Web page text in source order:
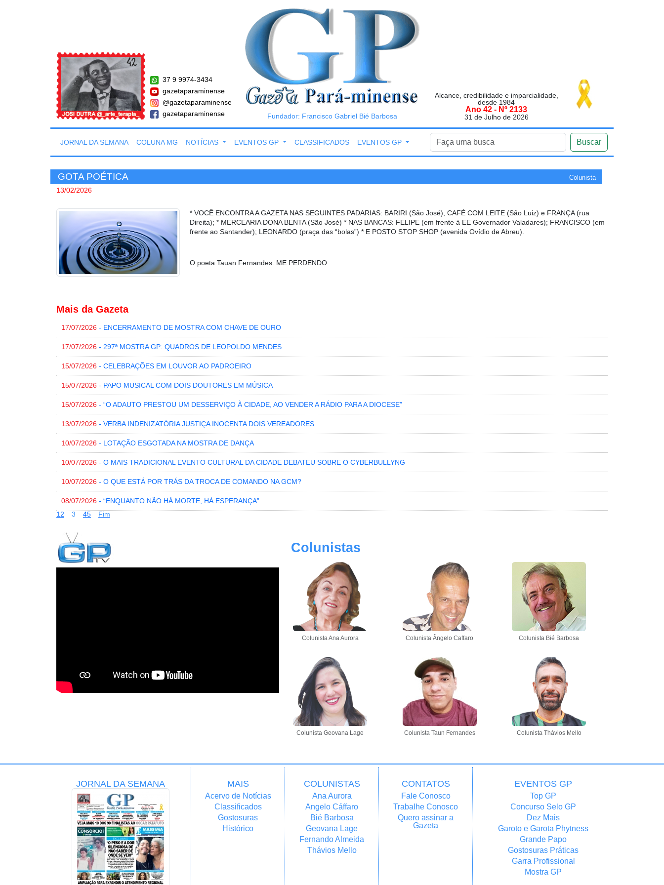
37 9 9974-3434
gazetaparaminense
@gazetaparaminense
gazetaparaminense
Fundador: Francisco Gabriel Bié Barbosa
Alcance, credibilidade e imparcialidade,
desde 1984
Ano 42 - Nº 2133
31 de Julho de 2026
JORNAL DA SEMANA COLUNA MG NOTÍCIAS EVENTOS GP CLASSIFICADOS EVENTOS GP Buscar
GOTA POÉTICA Colunista
13/02/2026
* VOCÊ ENCONTRA A GAZETA NAS SEGUINTES PADARIAS: BARIRI (São José), CAFÉ COM LEITE (São Luiz) e FRANÇA (rua
Direita); * MERCEARIA DONA BENTA (São José) * NAS BANCAS: FELIPE (em frente à EE Governador Valadares); FRANCISCO (em
frente ao Santander); LEONARDO (praça das “bolas”) * E POSTO STOP SHOP (avenida Ovídio de Abreu).
O poeta Tauan Fernandes: ME PERDENDO
Mais da Gazeta
17/07/2026 - ENCERRAMENTO DE MOSTRA COM CHAVE DE OURO
17/07/2026 - 297ª MOSTRA GP: QUADROS DE LEOPOLDO MENDES
15/07/2026 - CELEBRAÇÕES EM LOUVOR AO PADROEIRO
15/07/2026 - PAPO MUSICAL COM DOIS DOUTORES EM MÚSICA
15/07/2026 - “O ADAUTO PRESTOU UM DESSERVIÇO À CIDADE, AO VENDER A RÁDIO PARA A DIOCESE”
13/07/2026 - VERBA INDENIZATÓRIA JUSTIÇA INOCENTA DOIS VEREADORES
10/07/2026 - LOTAÇÃO ESGOTADA NA MOSTRA DE DANÇA
10/07/2026 - O MAIS TRADICIONAL EVENTO CULTURAL DA CIDADE DEBATEU SOBRE O CYBERBULLYNG
10/07/2026 - O QUE ESTÁ POR TRÁS DA TROCA DE COMANDO NA GCM?
08/07/2026 - “ENQUANTO NÃO HÁ MORTE, HÁ ESPERANÇA”
1 2 3 45 Fim
Colunistas
Colunista Ana Aurora Colunista Ângelo Caffaro Colunista Bié Barbosa
Colunista Geovana Lage Colunista Taun Fernandes Colunista Thávios Mello
JORNAL DA SEMANA MAIS
Acervo de Notícias
Classificados
Gostosuras
Histórico
COLUNISTAS
Ana Aurora
Angelo Cáffaro
Bié Barbosa
Geovana Lage
Fernando Almeida
Thávios Mello
CONTATOS
Fale Conosco
Trabalhe Conosco
Quero assinar a
Gazeta
EVENTOS GP
Top GP
Concurso Selo GP
Dez Mais
Garoto e Garota Phytness
Grande Papo
Gostosuras Práticas
Garra Profissional
Mostra GP